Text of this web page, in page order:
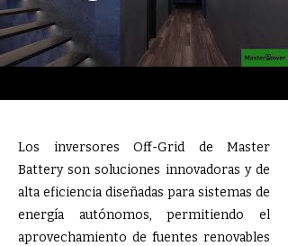
Los inversores Off-Grid de Master
Battery son soluciones innovadoras y de
alta eficiencia diseñadas para sistemas de
energía autónomos, permitiendo el
aprovechamiento de fuentes renovables